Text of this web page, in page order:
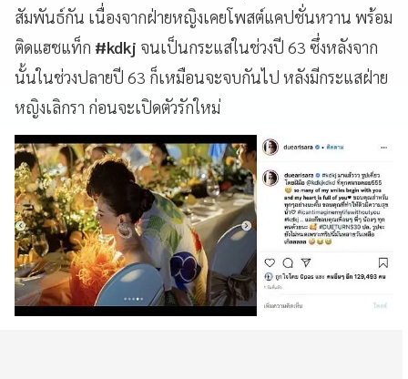
สัมพันธ์กัน เนื่องจากฝ่ายหญิงเคยโพสต์แคปชั่นหวาน พร้อม
ติดแฮชแท็ก #kdkj จนเป็นกระแสในช่วงปี 63 ซึ่งหลังจาก
นั้นในช่วงปลายปี 63 ก็เหมือนจะจบกันไป หลังมีกระแสฝ่าย
หญิงเลิกรา ก่อนจะเปิดตัวรักใหม่